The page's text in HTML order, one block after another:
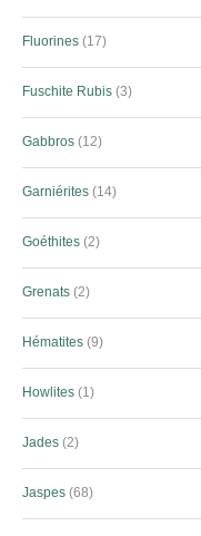
Fluorines 17
Fuschite Rubis 3
Gabbros 12
Garniérites 14
Goéthites 2
Grenats 2
Hématites 9
Howlites 1
Jades 2
Jaspes 68